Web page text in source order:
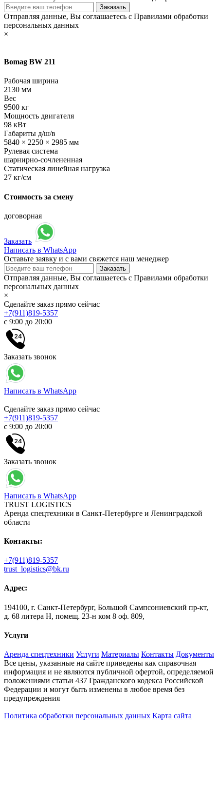
Отправляя данные, Вы соглашаетесь с Правилами обработки
персональных данных
×
Bomag BW 211
Рабочая ширина
2130 мм
Вес
9500 кг
Мощность двигателя
98 кВт
Габариты д/ш/в
5840 × 2250 × 2985 мм
Рулевая система
шарнирно-сочлененная
Статическая линейная нагрузка
27 кг/см
Стоимость за смену
договорная
Заказать
Написать в WhatsApp
Оставьте заявку и с вами свяжется наш менеджер
Отправляя данные, Вы соглашаетесь с Правилами обработки
персональных данных
×
Сделайте заказ прямо сейчас
+7(911)819-5357
с 9:00 до 20:00
Заказать звонок
Написать в WhatsApp
Сделайте заказ прямо сейчас
+7(911)819-5357
с 9:00 до 20:00
Заказать звонок
Написать в WhatsApp
TRUST LOGISTICS
Аренда спецтехники в Санкт-Петербурге и Ленинградской
области
Контакты:
+7(911)819-5357
trust_logistics@bk.ru
Адрес:
194100, г. Санкт-Петербург, Большой Сампсониевский пр-кт,
д. 68 литера Н, помещ. 23-н ком 8 оф. 809,
Услуги
Аренда спецтехники Услуги Материалы Контакты Документы
Все цены, указанные на сайте приведены как справочная
информация и не являются публичной офертой, определяемой
положениями статьи 437 Гражданского кодекса Российской
Федерации и могут быть изменены в любое время без
предупреждения
Политика обработки персональных данных Карта сайта